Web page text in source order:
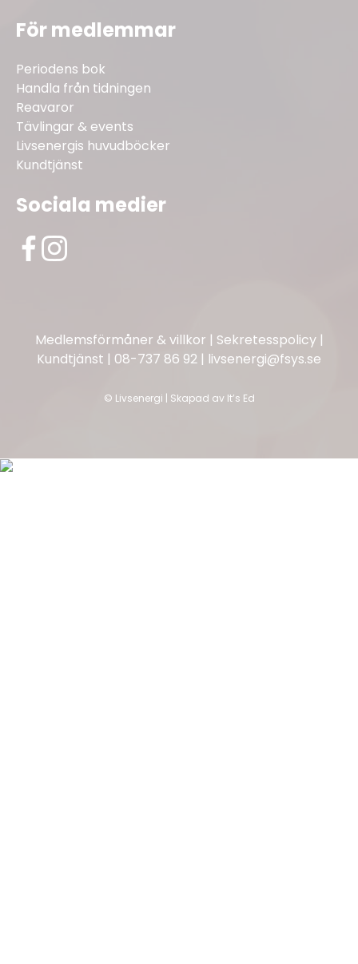
För medlemmar
Periodens bok
Handla från tidningen
Reavaror
Tävlingar & events
Livsenergis huvudböcker
Kundtjänst
Sociala medier
Medlemsförmåner & villkor | Sekretesspolicy|
Kundtjänst | 08-737 86 92 | livsenergi@fsys.se
© Livsenergi | Skapad av It’s Ed